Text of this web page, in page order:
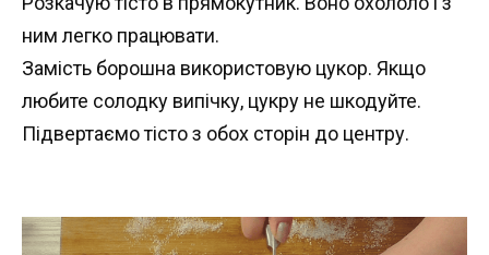
ним легко працювати.
Замість борошна використовую цукор. Якщо
любите солодку випічку, цукру не шкодуйте.
Підвертаємо тісто з обох сторін до центру.